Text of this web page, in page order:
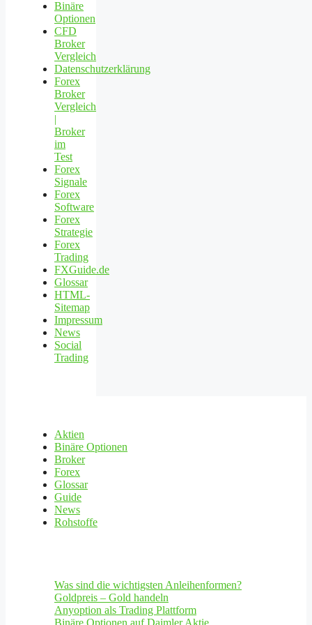
Binäre
Optionen
CFD
Broker
Vergleich
Datenschutzerklärung
Forex
Broker
Vergleich
|
Broker
im
Test
Forex
Signale
Forex
Software
Forex
Strategie
Forex
Trading
FXGuide.de
Glossar
HTML-
Sitemap
Impressum
News
Social
Trading
Aktien
Binäre Optionen
Broker
Forex
Glossar
Guide
News
Rohstoffe
Was sind die wichtigsten Anleihenformen?
Goldpreis – Gold handeln
Anyoption als Trading Plattform
Binäre Optionen auf Daimler Aktie